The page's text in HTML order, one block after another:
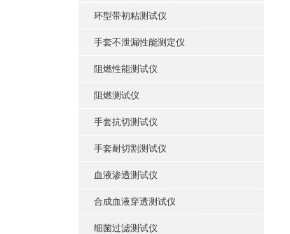
环型带初粘测试仪
手套不泄漏性能测定仪
阻燃性能测试仪
阻燃测试仪
手套抗切测试仪
手套耐切割测试仪
血液渗透测试仪
合成血液穿透测试仪
细菌过滤测试仪